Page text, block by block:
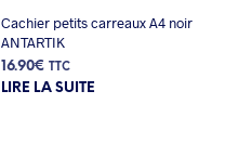
Cachier petits carreaux A4 noir
ANTARTIK
16.90€ TTC
LIRE LA SUITE